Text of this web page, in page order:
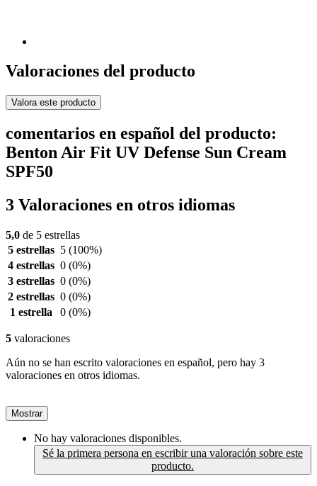
Valoraciones del producto
Valora este producto
comentarios en español del producto:
Benton Air Fit UV Defense Sun Cream
SPF50
3 Valoraciones en otros idiomas
5,0 de 5 estrellas
5 estrellas 5 (100%)
4 estrellas 0 (0%)
3 estrellas 0 (0%)
2 estrellas 0 (0%)
1 estrella
0 (0%)
5 valoraciones
Aún no se han escrito valoraciones en español, pero hay 3
valoraciones en otros idiomas.
Mostrar
No hay valoraciones disponibles.
Sé la primera persona en escribir una valoración sobre este
producto.